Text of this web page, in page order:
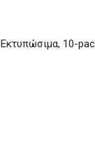
Εκτυπώσιμα, 10-